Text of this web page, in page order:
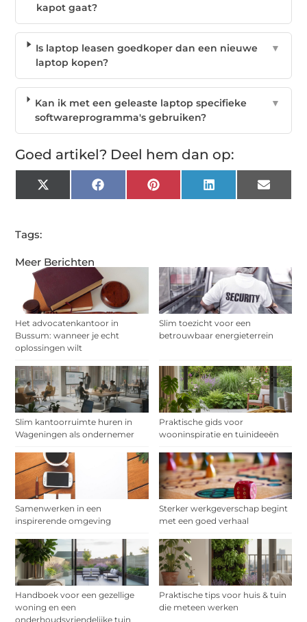
Meer Berichten
Het advocatenkantoor in
Bussum: wanneer je echt
oplossingen wilt
Slim toezicht voor een
betrouwbaar energieterrein
Slim kantoorruimte huren in
Wageningen als ondernemer
Praktische gids voor
wooninspiratie en tuinideeën
Samenwerken in een
inspirerende omgeving
Sterker werkgeverschap begint
met een goed verhaal
Handboek voor een gezellige
woning en een
onderhoudsvriendelijke tuin
Praktische tips voor huis & tuin
die meteen werken
kapot gaat?
Is laptop leasen goedkoper dan een nieuwe
laptop kopen?
▼
Kan ik met een geleaste laptop specifieke
softwareprogramma's gebruiken?
▼
Goed artikel? Deel hem dan op:
X
(Twitter)
Facebook Pinterest LinkedIn Email
Tags: